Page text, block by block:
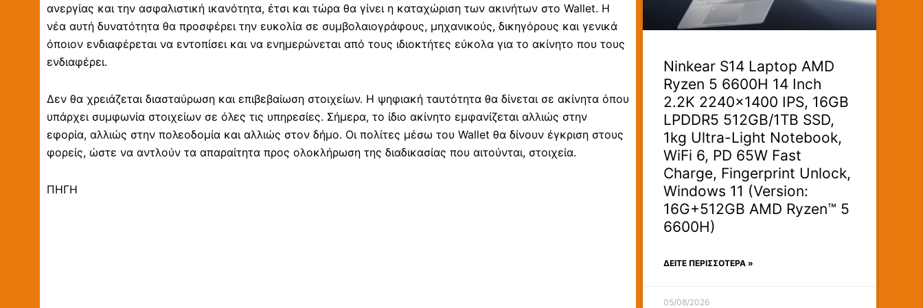
ανεργίας και την ασφαλιστική ικανότητα, έτσι και τώρα θα γίνει η καταχώριση των ακινήτων στο Wallet. Η
νέα αυτή δυνατότητα θα προσφέρει την ευκολία σε συμβολαιογράφους, μηχανικούς, δικηγόρους και γενικά
όποιον ενδιαφέρεται να εντοπίσει και να ενημερώνεται από τους ιδιοκτήτες εύκολα για το ακίνητο που τους
ενδιαφέρει.
Δεν θα χρειάζεται διασταύρωση και επιβεβαίωση στοιχείων. Η ψηφιακή ταυτότητα θα δίνεται σε ακίνητα όπου
υπάρχει συμφωνία στοιχείων σε όλες τις υπηρεσίες. Σήμερα, το ίδιο ακίνητο εμφανίζεται αλλιώς στην
εφορία, αλλιώς στην πολεοδομία και αλλιώς στον δήμο. Οι πολίτες μέσω του Wallet θα δίνουν έγκριση στους
φορείς, ώστε να αντλούν τα απαραίτητα προς ολοκλήρωση της διαδικασίας που αιτούνται, στοιχεία.
ΠΗΓΗ
Ninkear S14 Laptop AMD
Ryzen 5 6600H 14 Inch
2.2K 2240×1400 IPS, 16GB
LPDDR5 512GB/1TB SSD,
1kg Ultra-Light Notebook,
WiFi 6, PD 65W Fast
Charge, Fingerprint Unlock,
Windows 11 (Version:
16G+512GB AMD Ryzen™ 5
6600H)
ΔΕΊΤΕ ΠΕΡΙΣΣΟΤΕΡΑ »
05/08/2026